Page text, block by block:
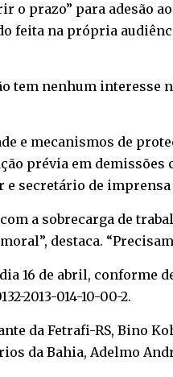
o prazo” para adesão
feita na própria
tem nenhum interesse
e mecanismos de
prévia em
secretário de
a sobrecarga de
destaca.
16 de abril, conforme
2013-014-10-00-2.
da Fetrafi-RS, Bino
da Bahia, Adelmo